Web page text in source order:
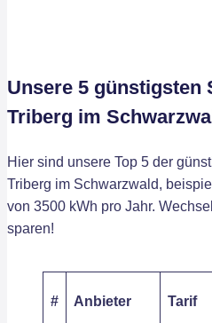
Unsere 5 günstigsten
Triberg im
Hier sind unsere Top 5 der
Triberg im Schwarzwald,
von 3500 kWh pro Jahr.
sparen!
# Anbieter Tarif